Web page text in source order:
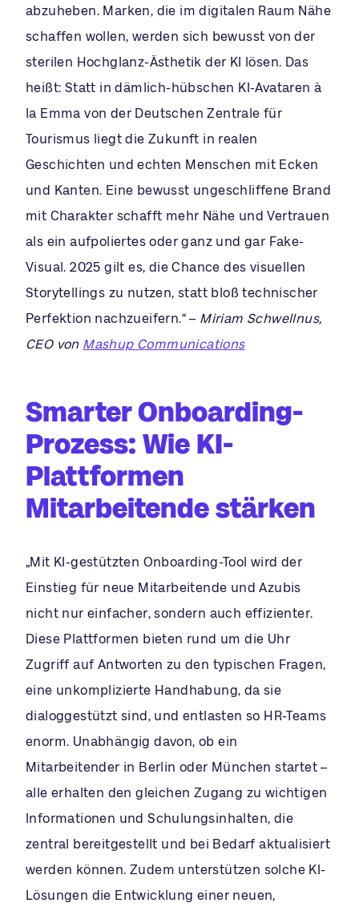
abzuheben. Marken, die im digitalen Raum Nähe
schaffen wollen, werden sich bewusst von der
sterilen Hochglanz-Ästhetik der KI lösen. Das
heißt: Statt in dämlich-hübschen KI-Avataren à
la Emma von der Deutschen Zentrale für
Tourismus liegt die Zukunft in realen
Geschichten und echten Menschen mit Ecken
und Kanten. Eine bewusst ungeschliffene Brand
mit Charakter schafft mehr Nähe und Vertrauen
als ein aufpoliertes oder ganz und gar Fake-
Visual. 2025 gilt es, die Chance des visuellen
Storytellings zu nutzen, statt bloß technischer
Perfektion nachzueifern.“ – Miriam Schwellnus,
CEO von Mashup Communications
Smarter Onboarding-
Prozess: Wie KI-
Plattformen
Mitarbeitende stärken
„Mit KI-gestützten Onboarding-Tool wird der
Einstieg für neue Mitarbeitende und Azubis
nicht nur einfacher, sondern auch effizienter.
Diese Plattformen bieten rund um die Uhr
Zugriff auf Antworten zu den typischen Fragen,
eine unkomplizierte Handhabung, da sie
dialoggestützt sind, und entlasten so HR-Teams
enorm. Unabhängig davon, ob ein
Mitarbeitender in Berlin oder München startet –
alle erhalten den gleichen Zugang zu wichtigen
Informationen und Schulungsinhalten, die
zentral bereitgestellt und bei Bedarf aktualisiert
werden können. Zudem unterstützen solche KI-
Lösungen die Entwicklung einer neuen,